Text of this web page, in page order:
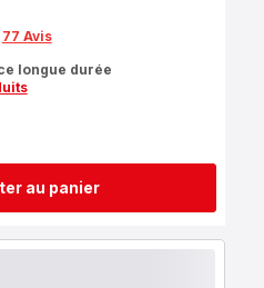
au panier
77 Avis
longue durée